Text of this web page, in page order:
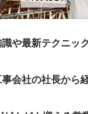
や最新テクニッ
会社の社長から